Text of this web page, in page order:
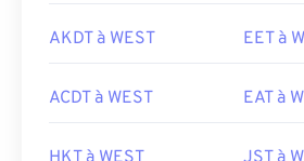
AKDT à WEST EET à
ACDT à WEST EAT à